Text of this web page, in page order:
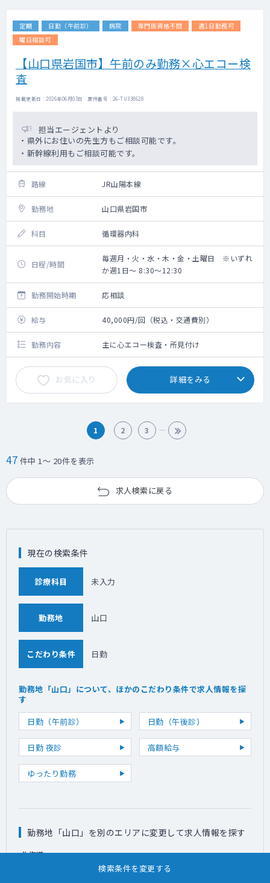
定期 日勤（午前診） 病院 専門医資格不問
週1日勤務可
曜日相談可
【山口県岩国市】午前のみ勤務×心エコー検
査
掲載更新日 : 2026年06月03日 案件番号 : 26-TU338628
担当エージェントより
・県外にお住いの先生方もご相談可能です。
・新幹線利用もご相談可能です。
路線 JR山陽本線
勤務地 山口県岩国市
科目 循環器内科
日程/時間
毎週月・火・水・木・金・土曜日 ※いずれ
か週1日～ 8:30～12:30
勤務開始時期 応相談
給与 40,000円/回（税込・交通費別）
勤務内容 主に心エコー検査・所見付け
お気に入り 詳細をみる
1 2 3
47 件中 1～ 20件を表示
求人検索に戻る
検索条件を変更する
現在の検索条件
診療科目 未入力
勤務地 山口
こだわり条件 日勤
勤務地「山口」について、ほかのこだわり条件で求人情報を探
す
日勤（午前診）
日勤（午後診）
日勤 夜診 高額給与
ゆったり勤務
勤務地「山口」を別のエリアに変更して求人情報を探す
北海道
宮城 秋田 山形 福島